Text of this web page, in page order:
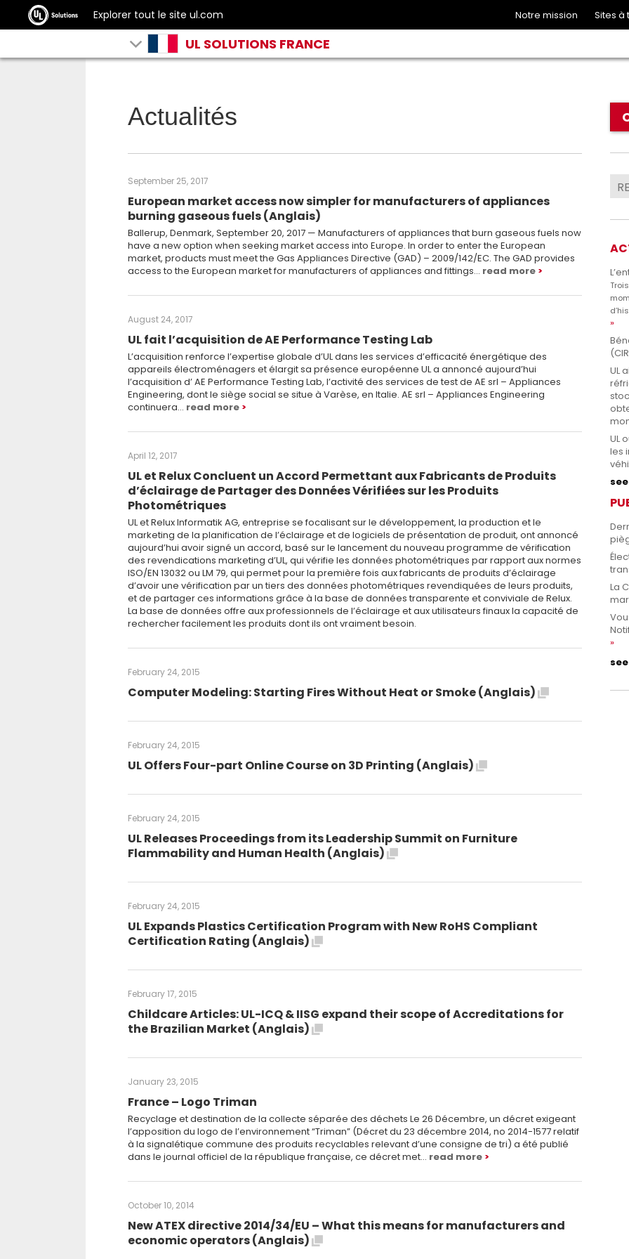
Explorer tout le site ul.com Notre mission Sites à
UL SOLUTIONS FRANCE
Actualités
September 25, 2017
European market access now simpler for manufacturers of appliances
burning gaseous fuels (Anglais)
Ballerup, Denmark, September 20, 2017 — Manufacturers of appliances that burn gaseous fuels now
have a new option when seeking market access into Europe. In order to enter the European
market, products must meet the Gas Appliances Directive (GAD) – 2009/142/EC. The GAD provides
access to the European market for manufacturers of appliances and fittings… read more
August 24, 2017
UL fait l’acquisition de AE Performance Testing Lab
L’acquisition renforce l’expertise globale d’UL dans les services d’efficacité énergétique des
appareils électroménagers et élargit sa présence européenne UL a annoncé aujourd’hui
l’acquisition d’ AE Performance Testing Lab, l’activité des services de test de AE srl – Appliances
Engineering, dont le siège social se situe à Varèse, en Italie. AE srl – Appliances Engineering
continuera… read more
April 12, 2017
UL et Relux Concluent un Accord Permettant aux Fabricants de Produits
d’éclairage de Partager des Données Vérifiées sur les Produits
Photométriques
UL et Relux Informatik AG, entreprise se focalisant sur le développement, la production et le
marketing de la planification de l’éclairage et de logiciels de présentation de produit, ont annoncé
aujourd’hui avoir signé un accord, basé sur le lancement du nouveau programme de vérification
des revendications marketing d’UL, qui vérifie les données photométriques par rapport aux normes
ISO/EN 13032 ou LM 79, qui permet pour la première fois aux fabricants de produits d’éclairage
d’avoir une vérification par un tiers des données photométriques revendiquées de leurs produits,
et de partager ces informations grâce à la base de données transparente et conviviale de Relux.
La base de données offre aux professionnels de l’éclairage et aux utilisateurs finaux la capacité de
rechercher facilement les produits dont ils ont vraiment besoin.
February 24, 2015
Computer Modeling: Starting Fires Without Heat or Smoke (Anglais)
February 24, 2015
UL Offers Four-part Online Course on 3D Printing (Anglais)
February 24, 2015
UL Releases Proceedings from its Leadership Summit on Furniture
Flammability and Human Health (Anglais)
February 24, 2015
UL Expands Plastics Certification Program with New RoHS Compliant
Certification Rating (Anglais)
February 17, 2015
Childcare Articles: UL-ICQ & IISG expand their scope of Accreditations for
the Brazilian Market (Anglais)
January 23, 2015
France – Logo Triman
Recyclage et destination de la collecte séparée des déchets Le 26 Décembre, un décret exigeant
l’apposition du logo de l’environnement “Triman” (Décret du 23 décembre 2014, no 2014-1577 relatif
à la signalétique commune des produits recyclables relevant d’une consigne de tri) a été publié
dans le journal officiel de la république française, ce décret met… read more
October 10, 2014
New ATEX directive 2014/34/EU – What this means for manufacturers and
economic operators (Anglais)
UL
UL
les
La